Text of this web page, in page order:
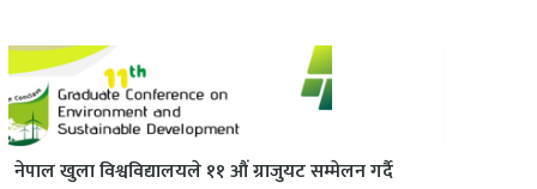
नेपाल खुला विश्वविद्यालयले ११ औं ग्राजुयट सम्मेलन गर्दै